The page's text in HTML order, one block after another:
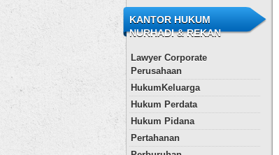
KANTOR HUKUM
NURHADI & REKAN
Lawyer Corporate
Perusahaan
HukumKeluarga
Hukum Perdata
Hukum Pidana
Pertahanan